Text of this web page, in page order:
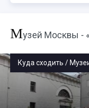
Музей Москвы -
Куда сходить /